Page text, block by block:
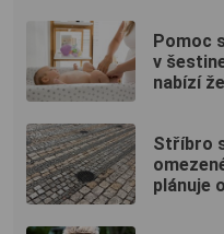
Pomoc
v
nabízí
Stříbro
plánuje